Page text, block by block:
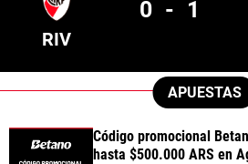
RIV
0 - 1
APUESTAS
Código promocional
hasta $500.000 ARS en